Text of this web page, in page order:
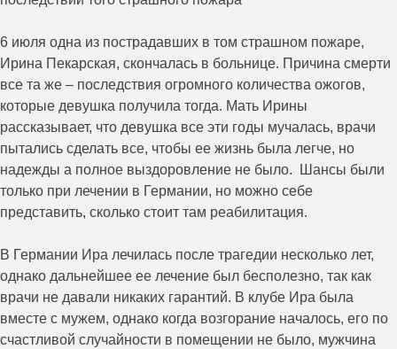
6 июля одна из пострадавших в том страшном пожаре,
Ирина Пекарская, скончалась в больнице. Причина смерти
все та же – последствия огромного количества ожогов,
которые девушка получила тогда. Мать Ирины
рассказывает, что девушка все эти годы мучалась, врачи
пытались сделать все, чтобы ее жизнь была легче, но
надежды а полное выздоровление не было. Шансы были
только при лечении в Германии, но можно себе
представить, сколько стоит там реабилитация.
В Германии Ира лечилась после трагедии несколько лет,
однако дальнейшее ее лечение был бесполезно, так как
врачи не давали никаких гарантий. В клубе Ира была
вместе с мужем, однако когда возгорание началось, его по
счастливой случайности в помещении не было, мужчина